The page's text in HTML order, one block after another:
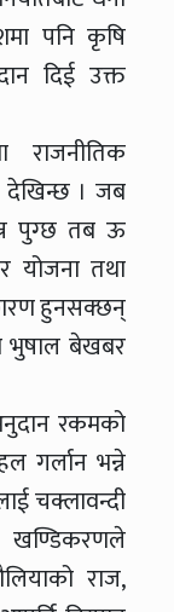
पनि कृषि
दिई उक्त
राजनीतिक
देखिन्छ । जब
पुग्छ तब ऊ
तथा
हुनसक्छन्
भुषाल बेखबर
रकमको
गर्लान भन्ने
चक्लावन्दी
खण्डिकरणले
राज,